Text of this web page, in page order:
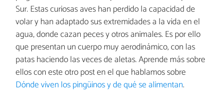
Sur. Estas curiosas aves han perdido la capacidad de
volar y han adaptado sus extremidades a la vida en el
agua, donde cazan peces y otros animales. Es por ello
que presentan un cuerpo muy aerodinámico, con las
patas haciendo las veces de aletas. Aprende más sobre
ellos con este otro post en el que hablamos sobre
Dónde viven los pingüinos y de qué se alimentan.